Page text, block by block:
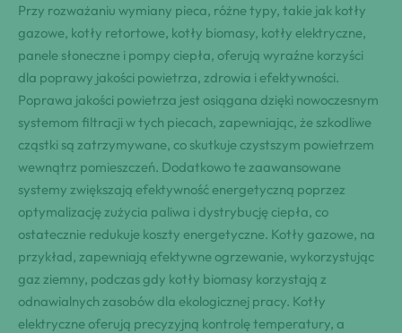
Przy rozważaniu wymiany pieca, różne typy, takie jak kotły
gazowe, kotły retortowe, kotły biomasy, kotły elektryczne,
panele słoneczne i pompy ciepła, oferują wyraźne korzyści
dla poprawy jakości powietrza, zdrowia i efektywności.
Poprawa jakości powietrza jest osiągana dzięki nowoczesnym
systemom filtracji w tych piecach, zapewniając, że szkodliwe
cząstki są zatrzymywane, co skutkuje czystszym powietrzem
wewnątrz pomieszczeń. Dodatkowo te zaawansowane
systemy zwiększają efektywność energetyczną poprzez
optymalizację zużycia paliwa i dystrybucję ciepła, co
ostatecznie redukuje koszty energetyczne. Kotły gazowe, na
przykład, zapewniają efektywne ogrzewanie, wykorzystując
gaz ziemny, podczas gdy kotły biomasy korzystają z
odnawialnych zasobów dla ekologicznej pracy. Kotły
elektryczne oferują precyzyjną kontrolę temperatury, a